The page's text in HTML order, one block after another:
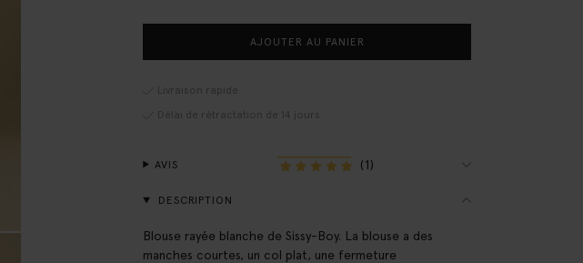
AJOUTER AU PANIER
Livraison rapide
Délai de rétractation de 14 jours
AVIS (1)
DESCRIPTION
Blouse rayée blanche de Sissy-Boy. La blouse a des
manches courtes, un col plat, une fermeture